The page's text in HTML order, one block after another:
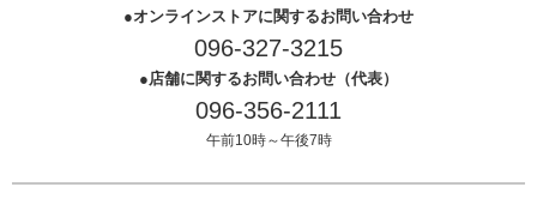
オンラインストアに関するお問い合わせ
096-327-3215
店舗に関するお問い合わせ（代表）
096-356-2111
午前10時～午後7時